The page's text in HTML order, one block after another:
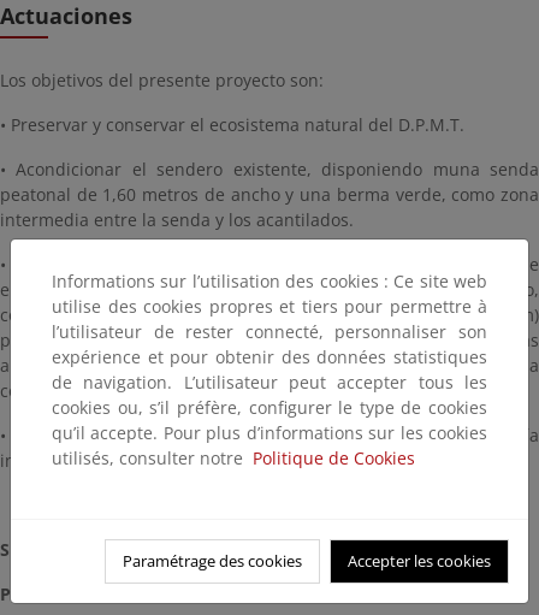
Actuaciones
Los objetivos del presente proyecto son:
• Preservar y conservar el ecosistema natural del D.P.M.T.
• Acondicionar el sendero existente, disponiendo muna senda
peatonal de 1,60 metros de ancho y una berma verde, como zona
intermedia entre la senda y los acantilados.
• Reducir el ancho del tramo de tránsito de vehículos de
emergencia y servicio permitiendo la circulación en sentido único,
con un máximo de 3,5m de ancho (actualmente entre 5 y 12m)
para disminuir la presión sobre el D.P.M.T. y solucionar las
alteraciones sobre el firme y garantizar la protección sobre la
costa.
• Poner en valor dicho espacio con la colocación de cartelería
informativa de los valores ambientales
Situación
Plazo
Informations sur l’utilisation des cookies : Ce site web
utilise des cookies propres et tiers pour permettre à
l’utilisateur de rester connecté, personnaliser son
expérience et pour obtenir des données statistiques
de navigation. L’utilisateur peut accepter tous les
cookies ou, s’il préfère, configurer le type de cookies
qu’il accepte. Pour plus d’informations sur les cookies
utilisés, consulter notre Politique de Cookies
Paramétrage des cookies Accepter les cookies